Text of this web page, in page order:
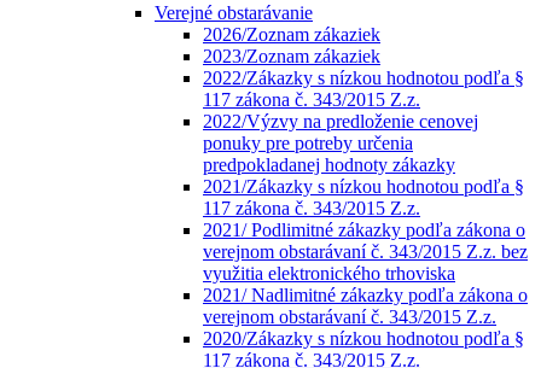
Verejné obstarávanie
2026/Zoznam zákaziek
2023/Zoznam zákaziek
2022/Zákazky s nízkou hodnotou podľa §
117 zákona č. 343/2015 Z.z.
2022/Výzvy na predloženie cenovej
ponuky pre potreby určenia
predpokladanej hodnoty zákazky
2021/Zákazky s nízkou hodnotou podľa §
117 zákona č. 343/2015 Z.z.
2021/ Podlimitné zákazky podľa zákona o
verejnom obstarávaní č. 343/2015 Z.z. bez
využitia elektronického trhoviska
2021/ Nadlimitné zákazky podľa zákona o
verejnom obstarávaní č. 343/2015 Z.z.
2020/Zákazky s nízkou hodnotou podľa §
117 zákona č. 343/2015 Z.z.